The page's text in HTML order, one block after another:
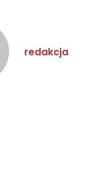
redakcja